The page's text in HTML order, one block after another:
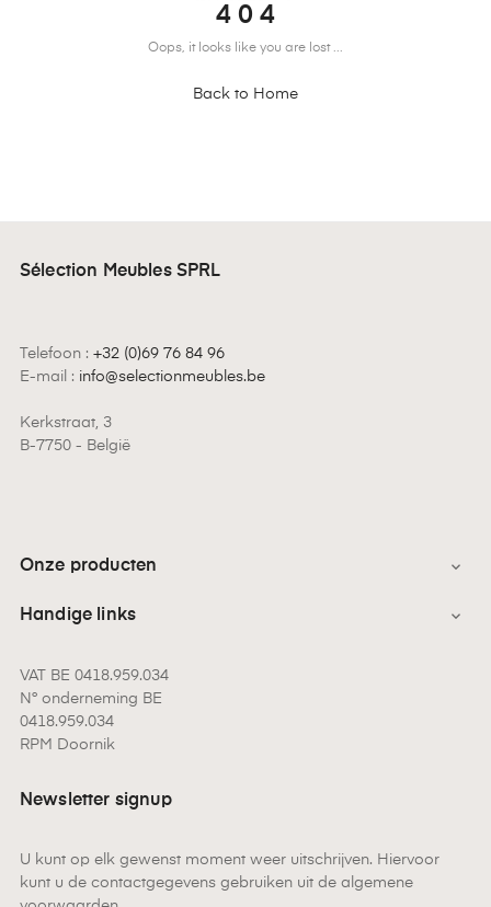
4 0 4
Oops, it looks like you are lost ...
Back to Home
Sélection Meubles SPRL
Telefoon : +32 (0)69 76 84 96
E-mail : info@selectionmeubles.be
Kerkstraat, 3
B-7750 - België
Onze producten 
Handige links 
VAT BE 0418.959.034
N° onderneming BE
0418.959.034
RPM Doornik
Newsletter signup
U kunt op elk gewenst moment weer uitschrijven. Hiervoor
kunt u de contactgegevens gebruiken uit de algemene